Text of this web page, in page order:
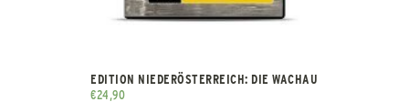
EDITION NIEDERÖSTERREICH: DIE WACHAU
€24,90